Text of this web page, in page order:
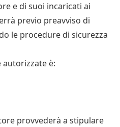
e di suoi incaricati ai
previo preavviso di
le procedure di sicurezza
autorizzate è:
provvederà a stipulare